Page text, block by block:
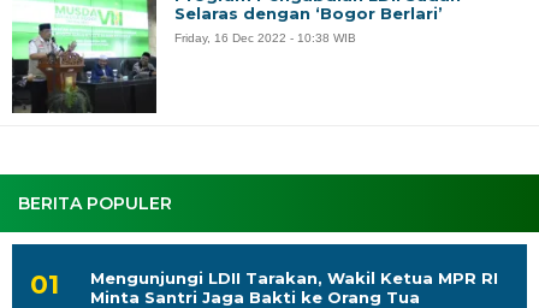
BERITA POPULER
Mengunjungi LDII Tarakan, Wakil Ketua MPR RI
Minta Santri Jaga Bakti ke Orang Tua
Selaras dengan ‘Bogor Berlari’
Friday, 16 Dec 2022 - 10:38 WIB